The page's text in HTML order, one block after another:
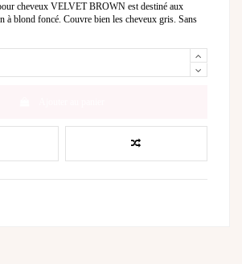
cheveux VELVET BROWN est destiné aux
à blond foncé. Couvre bien les cheveux gris. Sans